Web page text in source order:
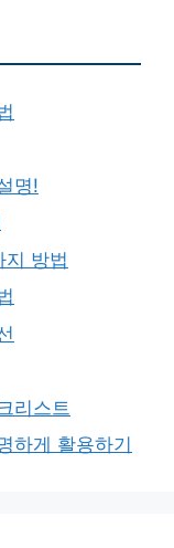
명!
지 방법
리스트
하게 활용하기